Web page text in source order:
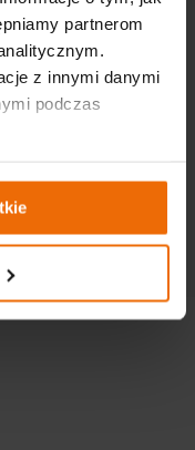
partnerom
z innymi danymi
podczas